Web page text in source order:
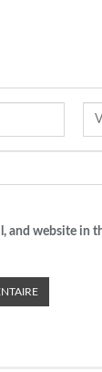
and website in